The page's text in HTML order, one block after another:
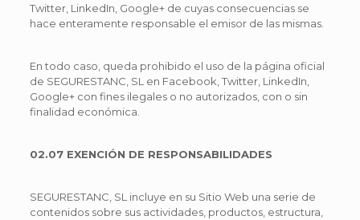
Twitter, LinkedIn, Google+ de cuyas consecuencias se
hace enteramente responsable el emisor de las mismas.
En todo caso, queda prohibido el uso de la página oficial
de SEGURESTANC, SL en Facebook, Twitter, LinkedIn,
Google+ con fines ilegales o no autorizados, con o sin
finalidad económica.
02.07 EXENCIÓN DE RESPONSABILIDADES
SEGURESTANC, SL incluye en su Sitio Web una serie de
contenidos sobre sus actividades, productos, estructura,